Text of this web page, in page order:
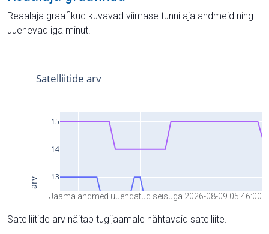
Reaalaja graafikud kuvavad viimase tunni aja andmeid ning
uuenevad iga minut.
Jaama andmed uuendatud seisuga 2026-08-09 05:46:00
Satelliitide arv näitab tugijaamale nähtavaid satelliite.